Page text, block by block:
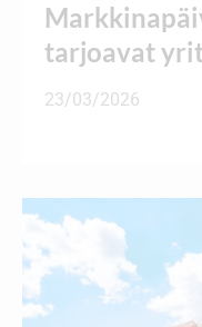
tarjoavat
23/03/2026